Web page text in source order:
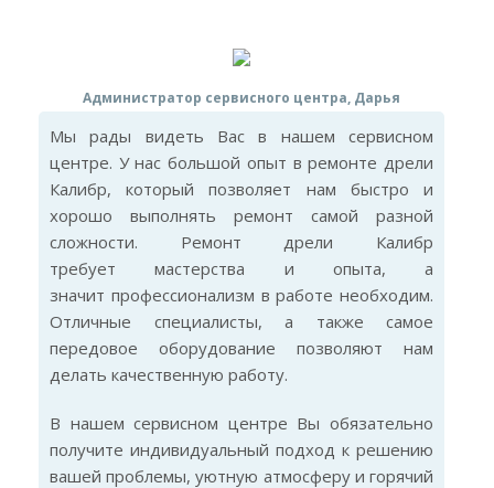
Администратор сервисного центра, Дарья
Мы рады видеть Вас в нашем сервисном
центре. У нас большой опыт в ремонте дрели
Калибр, который позволяет нам быстро и
хорошо выполнять ремонт самой разной
сложности. Ремонт дрели Калибр
требует мастерства и опыта, а
значит профессионализм в работе необходим.
Отличные специалисты, а также самое
передовое оборудование позволяют нам
делать качественную работу.
В нашем сервисном центре Вы обязательно
получите индивидуальный подход к решению
вашей проблемы, уютную атмосферу и горячий